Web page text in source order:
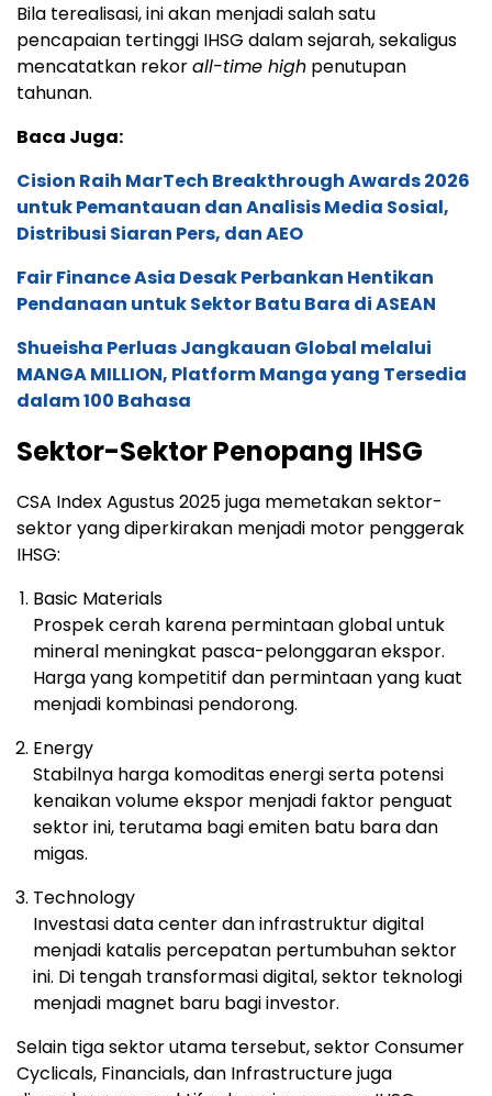
Bila terealisasi, ini akan menjadi salah satu
pencapaian tertinggi IHSG dalam sejarah, sekaligus
mencatatkan rekorall-time high penutupan
tahunan.
Baca Juga:
Cision Raih MarTech Breakthrough Awards 2026
untuk Pemantauan dan Analisis Media Sosial,
Distribusi Siaran Pers, dan AEO
Fair Finance Asia Desak Perbankan Hentikan
Pendanaan untuk Sektor Batu Bara di ASEAN
Shueisha Perluas Jangkauan Global melalui
MANGA MILLION, Platform Manga yang Tersedia
dalam 100 Bahasa
Sektor-Sektor Penopang IHSG
CSA Index Agustus 2025 juga memetakan sektor-
sektor yang diperkirakan menjadi motor penggerak
IHSG:
Basic Materials
Prospek cerah karena permintaan global untuk
mineral meningkat pasca-pelonggaran ekspor.
Harga yang kompetitif dan permintaan yang kuat
menjadi kombinasi pendorong.
Energy
Stabilnya harga komoditas energi serta potensi
kenaikan volume ekspor menjadi faktor penguat
sektor ini, terutama bagi emiten batu bara dan
migas.
Technology
Investasi data center dan infrastruktur digital
menjadi katalis percepatan pertumbuhan sektor
ini. Di tengah transformasi digital, sektor teknologi
menjadi magnet baru bagi investor.
Selain tiga sektor utama tersebut, sektor Consumer
Cyclicals, Financials, dan Infrastructure juga